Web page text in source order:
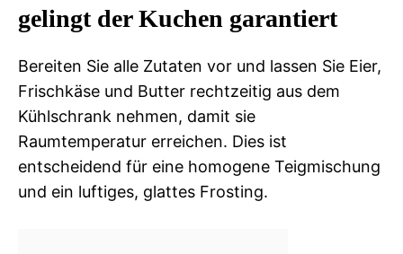
gelingt der Kuchen garantiert
Bereiten Sie alle Zutaten vor und lassen Sie Eier,
Frischkäse und Butter rechtzeitig aus dem
Kühlschrank nehmen, damit sie
Raumtemperatur erreichen. Dies ist
entscheidend für eine homogene Teigmischung
und ein luftiges, glattes Frosting.